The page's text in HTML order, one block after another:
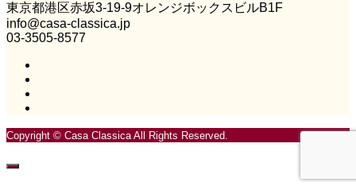
東京都港区赤坂3‐19‐9オレンジボックスビルB1F
info@casa-classica.jp
03-3505-8577
Copyright © Casa Classica All Rights Reserved.